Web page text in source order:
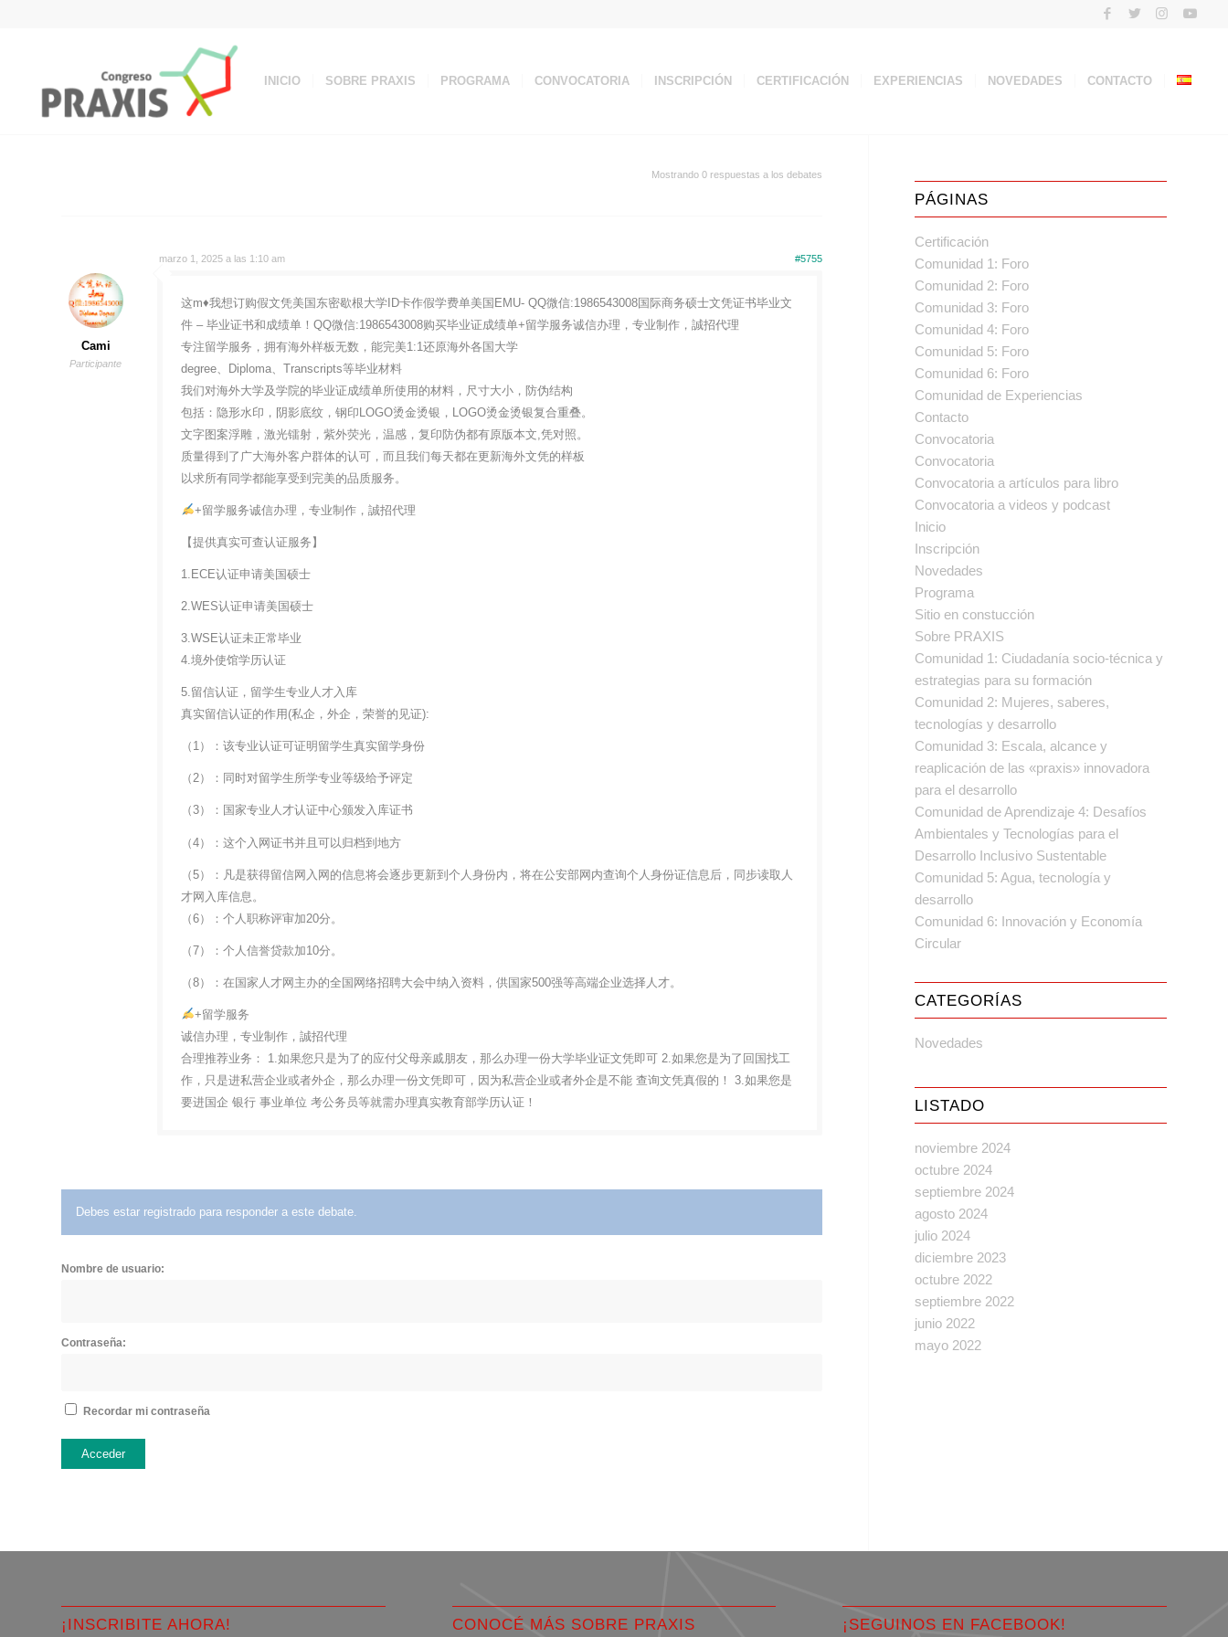
INICIO SOBRE PRAXIS PROGRAMA CONVOCATORIA INSCRIPCIÓN CERTIFICACIÓN EXPERIENCIAS NOVEDADES CONTACTO
Mostrando 0 respuestas a los debates
marzo 1, 2025 a las 1:10 am #5755
Cami
Participante
这m♦我想订购假文凭美国东密歇根大学ID卡作假学费单美国EMU- QQ微信:1986543008国际商务硕士文凭证书毕业文
件 – 毕业证书和成绩单！QQ微信:1986543008购买毕业证成绩单+留学服务诚信办理，专业制作，誠招代理
专注留学服务，拥有海外样板无数，能完美1:1还原海外各国大学
degree、Diploma、Transcripts等毕业材料
我们对海外大学及学院的毕业证成绩单所使用的材料，尺寸大小，防伪结构
包括：隐形水印，阴影底纹，钢印LOGO烫金烫银，LOGO烫金烫银复合重叠。
文字图案浮雕，激光镭射，紫外荧光，温感，复印防伪都有原版本文,凭对照。
质量得到了广大海外客户群体的认可，而且我们每天都在更新海外文凭的样板
以求所有同学都能享受到完美的品质服务。
+留学服务诚信办理，专业制作，誠招代理
【提供真实可查认证服务】
1.ECE认证申请美国硕士
2.WES认证申请美国硕士
3.WSE认证未正常毕业
4.境外使馆学历认证
5.留信认证，留学生专业人才入库
真实留信认证的作用(私企，外企，荣誉的见证):
（1）：该专业认证可证明留学生真实留学身份
（2）：同时对留学生所学专业等级给予评定
（3）：国家专业人才认证中心颁发入库证书
（4）：这个入网证书并且可以归档到地方
（5）：凡是获得留信网入网的信息将会逐步更新到个人身份内，将在公安部网内查询个人身份证信息后，同步读取人
才网入库信息。
（6）：个人职称评审加20分。
（7）：个人信誉贷款加10分。
（8）：在国家人才网主办的全国网络招聘大会中纳入资料，供国家500强等高端企业选择人才。
+留学服务
诚信办理，专业制作，誠招代理
合理推荐业务： 1.如果您只是为了的应付父母亲戚朋友，那么办理一份大学毕业证文凭即可 2.如果您是为了回国找工
作，只是进私营企业或者外企，那么办理一份文凭即可，因为私营企业或者外企是不能 查询文凭真假的！ 3.如果您是
要进国企 银行 事业单位 考公务员等就需办理真实教育部学历认证！
Debes estar registrado para responder a este debate.
Nombre de usuario:
Contraseña:
Recordar mi contraseña
Acceder
PÁGINAS
Certificación
Comunidad 1: Foro
Comunidad 2: Foro
Comunidad 3: Foro
Comunidad 4: Foro
Comunidad 5: Foro
Comunidad 6: Foro
Comunidad de Experiencias
Contacto
Convocatoria
Convocatoria
Convocatoria a artículos para libro
Convocatoria a videos y podcast
Inicio
Inscripción
Novedades
Programa
Sitio en constucción
Sobre PRAXIS
Comunidad 1: Ciudadanía socio-técnica y
estrategias para su formación
Comunidad 2: Mujeres, saberes,
tecnologías y desarrollo
Comunidad 3: Escala, alcance y
reaplicación de las «praxis» innovadora
para el desarrollo
Comunidad de Aprendizaje 4: Desafíos
Ambientales y Tecnologías para el
Desarrollo Inclusivo Sustentable
Comunidad 5: Agua, tecnología y
desarrollo
Comunidad 6: Innovación y Economía
Circular
CATEGORÍAS
Novedades
LISTADO
noviembre 2024
octubre 2024
septiembre 2024
agosto 2024
julio 2024
diciembre 2023
octubre 2022
septiembre 2022
junio 2022
mayo 2022
¡INSCRIBITE AHORA! CONOCÉ MÁS SOBRE PRAXIS ¡SEGUINOS EN FACEBOOK!